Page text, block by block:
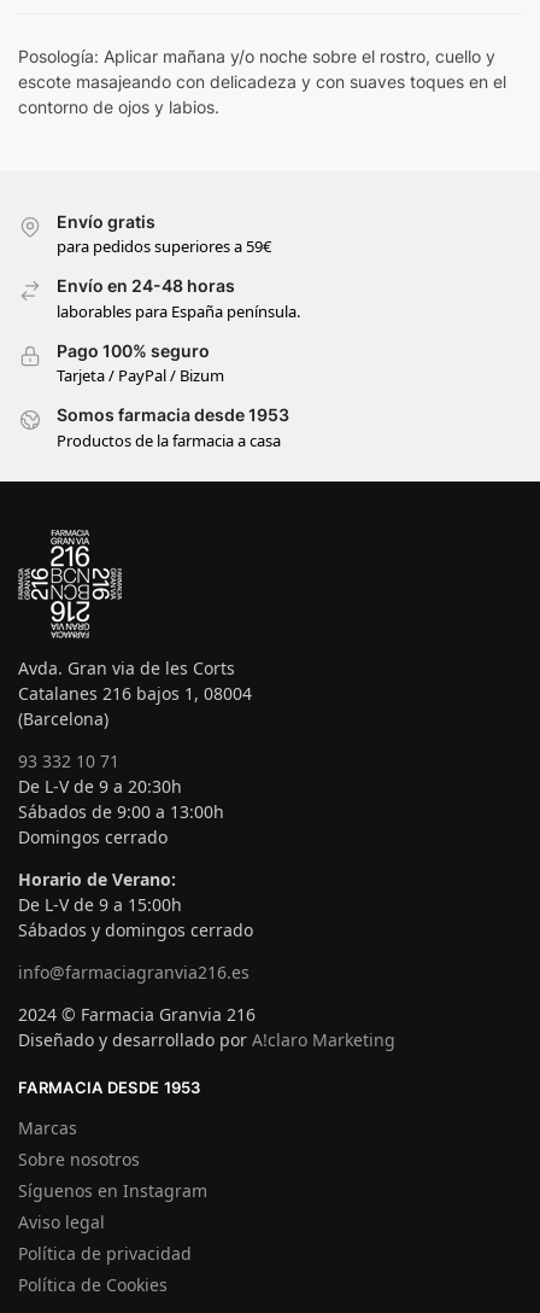
Posología: Aplicar mañana y/o noche sobre el rostro, cuello y
escote masajeando con delicadeza y con suaves toques en el
contorno de ojos y labios.
Envío gratis
para pedidos superiores a 59€
Envío en 24-48 horas
laborables para España península.
Pago 100% seguro
Tarjeta / PayPal / Bizum
Somos farmacia desde 1953
Productos de la farmacia a casa
Avda. Gran via de les Corts
Catalanes 216 bajos 1, 08004
(Barcelona)
93 332 10 71
De L-V de 9 a 20:30h
Sábados de 9:00 a 13:00h
Domingos cerrado
Horario de Verano:
De L-V de 9 a 15:00h
Sábados y domingos cerrado
info@farmaciagranvia216.es
2024 © Farmacia Granvia 216
Diseñado y desarrollado por A!claro Marketing
FARMACIA DESDE 1953
Marcas
Sobre nosotros
Síguenos en Instagram
Aviso legal
Política de privacidad
Política de Cookies